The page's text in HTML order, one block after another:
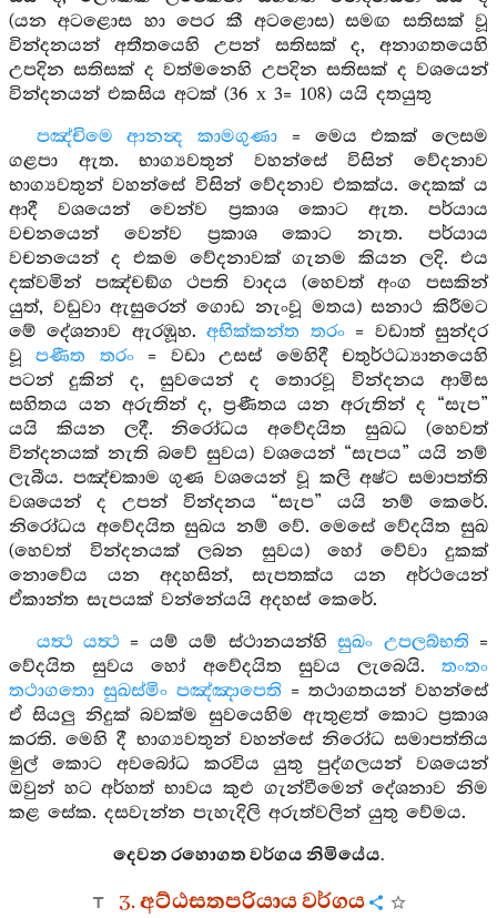
(යන අටළොස හා පෙර කී අටළොස) සමඟ සතිසක් වූ
වින්දනයන් අතීතයෙහි උපන් සතිසක් ද, අනාගතයෙහි
උපදින සතිසක් ද වත්මනෙහි උපදින සතිසක් ද වශයෙන්
වින්දනයන් එකසිය අටක් (36 x 3= 108) යයි දතයුතු
පඤ්චිමෙ ආනන්‍ද කාමගුණා = මෙය එකක් ලෙසම
ගළපා ඇත. භාග්‍යවතුන් වහන්සේ විසින් වේදනාව
භාග්‍යවතුන් වහන්සේ විසින් වේදනාව එකක්ය. දෙකක් ය
ආදී වශයෙන් වෙන්ව ප්‍රකාශ කොට ඇත. පර්යාය
වචනයෙන් වෙන්ව ප්‍රකාශ කොට නැත. පර්යාය
වචනයෙන් ද එකම වේදනාවක් ගැනම කියන ලදි. එය
දක්වමින් පඤ්චඞ්ග ථපති වාදය (හෙවත් අංග පසකින්
යුත්, වඩුවා ඇසුරෙන් ගොඩ නැංවූ මතය) සනාථ කිරීමට
මේ දේශනාව ඇරඹූහ.අභික්කන්ත තරං= වඩාත් සුන්දර
වූපණීත තරං= වඩා උසස් මෙහිදී චතුර්ථධ්‍යානයෙහි
පටන් දුකින් ද, සුවයෙන් ද තොරවූ වින්දනය ආමිස
සහිතය යන අරුතින් ද, ප්‍රණීතය යන අරුතින් ද “සැප”
යයි කියන ලදී. නිරෝධය අවේදයිත සුඛධ (හෙවත්
වින්දනයක් නැති බවේ සුවය) වශයෙන් “සැපය” යයි නම්
ලැබීය. පඤ්චකාම ගුණ වශයෙන් වූ කලි අෂ්ට සමාපත්ති
වශයෙන් ද උපන් වින්දනය “සැප” යයි නම් කෙරේ.
නිරෝධය අවේදයිත සුඛය නම් වේ. මෙසේ වේදයිත සුඛ
(හෙවත් වින්දනයක් ලබන සුවය) හෝ වේවා දුකක්
නොවේය යන අදහසින්, සැපතක්ය යන අර්ථයෙන්
ඒකාන්ත සැපයක් වන්නේයයි අදහස් කෙරේ.
යත්‍ථ යත්‍ථ = යම් යම් ස්ථානයන්හිසුඛං උපලබ්භති =
වේදයිත සුවය හෝ අවේදයිත සුවය ලැබෙයි. තංතං
තථාගතො සුඛස්මිං පඤ්ඤාපෙති = තථාගතයන් වහන්සේ
ඒ සියලු නිදුක් බවක්ම සුවයෙහිම ඇතුළත් කොට ප්‍රකාශ
කරති. මෙහි දී භාග්‍යවතුන් වහන්සේ නිරෝධ සමාපත්තිය
මුල් කොට අවබෝධ කරවිය යුතු පුද්ගලයන් වශයෙන්
ඔවුන් හට අර්හත් භාවය කුළු ගැන්වීමෙන් දේශනාව නිම
කළ සේක. දසවැන්න පැහැදිලි අරුත්වලින් යුතු වේමය.
දෙවන රහොගත වර්ගය නිමියේය.
3. අට්ඨසතපරියාය වර්ගය